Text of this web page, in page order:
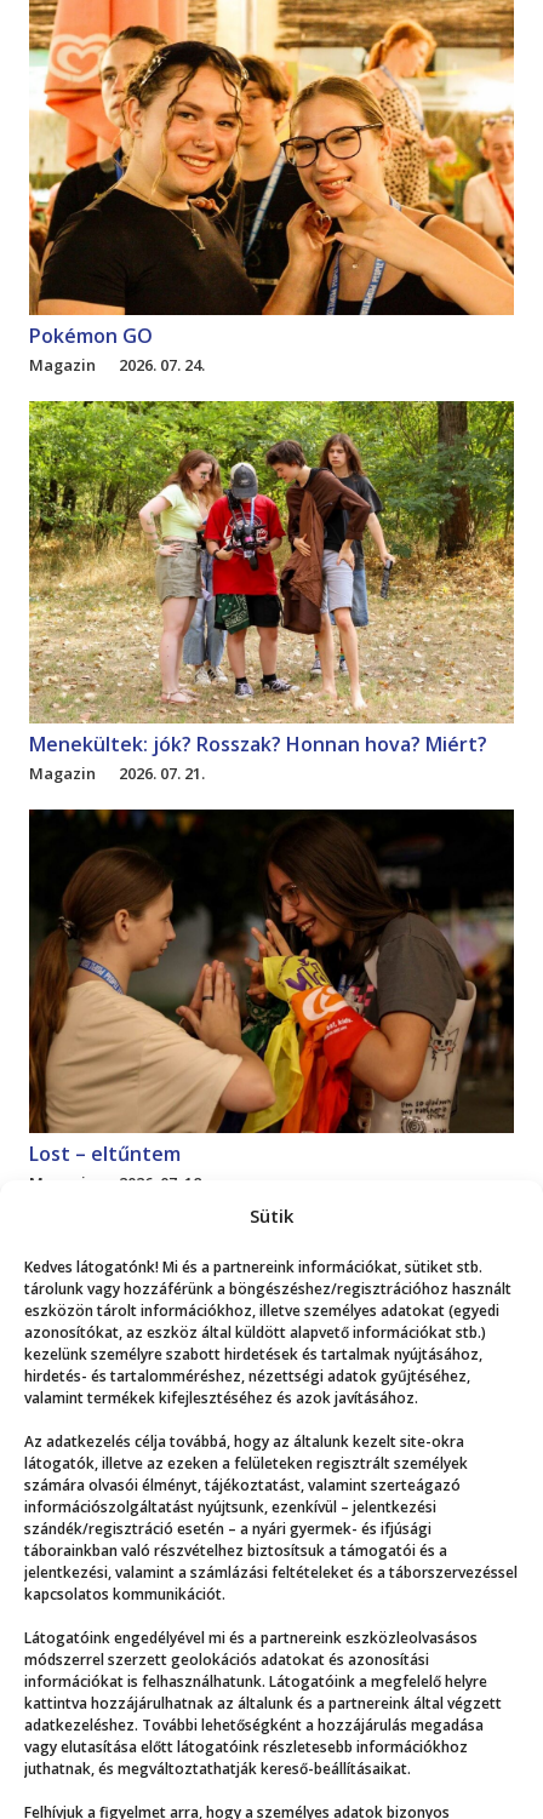
Sütik
Kedves látogatónk! Mi és a partnereink információkat, sütiket stb.
tárolunk vagy hozzáférünk a böngészéshez/regisztrációhoz használt
eszközön tárolt információkhoz, illetve személyes adatokat (egyedi
azonosítókat, az eszköz által küldött alapvető információkat stb.)
kezelünk személyre szabott hirdetések és tartalmak nyújtásához,
hirdetés- és tartalomméréshez, nézettségi adatok gyűjtéséhez,
valamint termékek kifejlesztéséhez és azok javításához.
Az adatkezelés célja továbbá, hogy az általunk kezelt site-okra
látogatók, illetve az ezeken a felületeken regisztrált személyek
számára olvasói élményt, tájékoztatást, valamint szerteágazó
információszolgáltatást nyújtsunk, ezenkívül – jelentkezési
szándék/regisztráció esetén – a nyári gyermek- és ifjúsági
táborainkban való részvételhez biztosítsuk a támogatói és a
jelentkezési, valamint a számlázási feltételeket és a táborszervezéssel
kapcsolatos kommunikációt.
Látogatóink engedélyével mi és a partnereink eszközleolvasásos
módszerrel szerzett geolokációs adatokat és azonosítási
információkat is felhasználhatunk. Látogatóink a megfelelő helyre
kattintva hozzájárulhatnak az általunk és a partnereink által végzett
adatkezeléshez. További lehetőségként a hozzájárulás megadása
vagy elutasítása előtt látogatóink részletesebb információkhoz
juthatnak, és megváltoztathatják kereső-beállításaikat.
Felhívjuk a figyelmet arra, hogy a személyes adatok bizonyos
Pokémon GO
Magazin 2026. 07. 24.
Menekültek: jók? Rosszak? Honnan hova? Miért?
Magazin 2026. 07. 21.
Lost – eltűntem
Magazin 2026. 07. 18.
Még több
táborozni